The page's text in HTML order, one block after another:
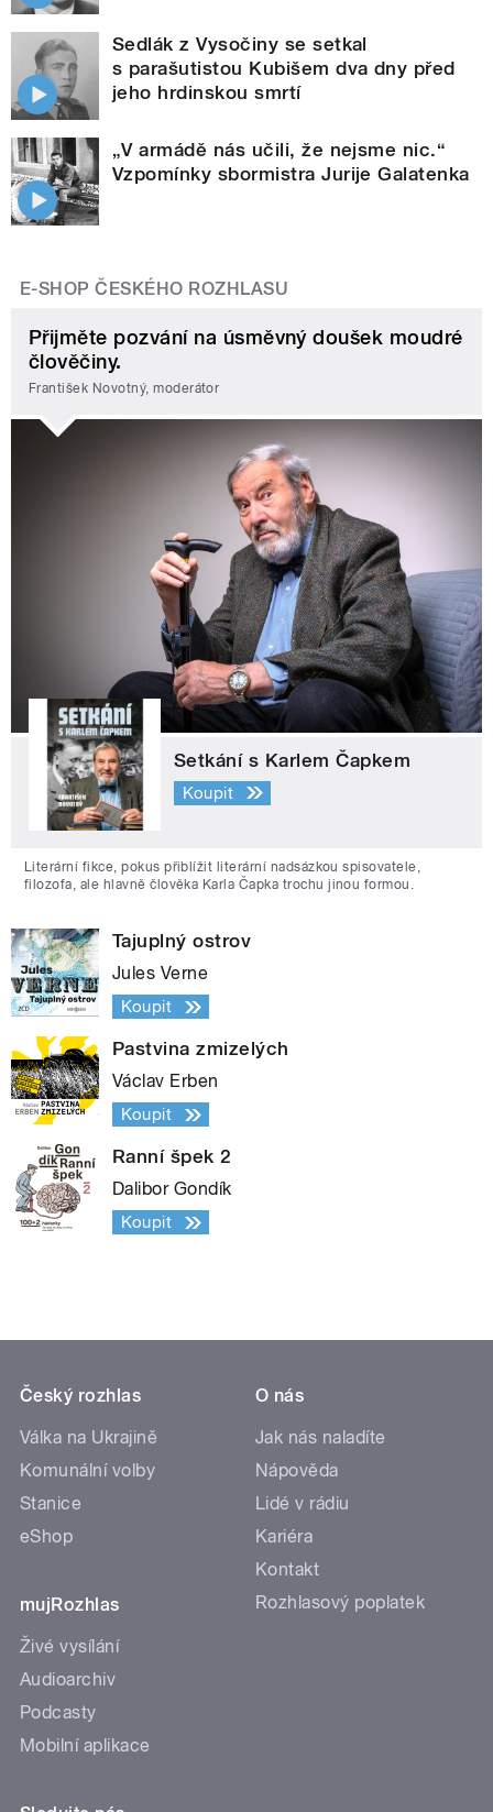
Sedlák z Vysočiny se setkal
s parašutistou Kubišem dva dny před
jeho hrdinskou smrtí
„V armádě nás učili, že nejsme nic.“
Vzpomínky sbormistra Jurije Galatenka
E-SHOP ČESKÉHO ROZHLASU
Přijměte pozvání na úsměvný doušek moudré
člověčiny.
František Novotný, moderátor
Setkání s Karlem Čapkem
Koupit
Literární fikce, pokus přiblížit literární nadsázkou spisovatele,
filozofa, ale hlavně člověka Karla Čapka trochu jinou formou.
Tajuplný ostrov
Jules Verne
Koupit
Pastvina zmizelých
Václav Erben
Koupit
Ranní špek 2
Dalibor Gondík
Koupit
Český rozhlas
Válka na Ukrajině
Komunální volby
Stanice
eShop
mujRozhlas
Živé vysílání
Audioarchiv
Podcasty
Mobilní aplikace
O nás
Jak nás naladíte
Nápověda
Lidé v rádiu
Kariéra
Kontakt
Rozhlasový poplatek